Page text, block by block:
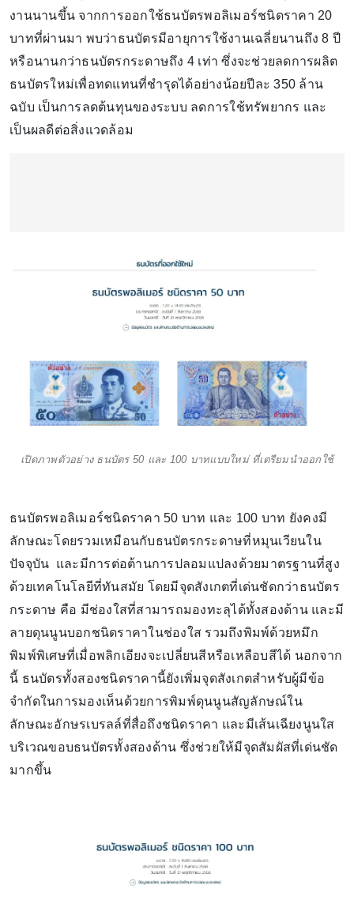
งานนานขึ้น จากการออกใช้ธนบัตรพอลิเมอร์ชนิดราคา 20
บาทที่ผ่านมา พบว่าธนบัตรมีอายุการใช้งานเฉลี่ยนานถึง 8 ปี
หรือนานกว่าธนบัตรกระดาษถึง 4 เท่า ซึ่งจะช่วยลดการผลิต
ธนบัตรใหม่เพื่อทดแทนที่ชำรุดได้อย่างน้อยปีละ 350 ล้าน
ฉบับ เป็นการลดต้นทุนของระบบ ลดการใช้ทรัพยากร และ
เป็นผลดีต่อสิ่งแวดล้อม
เปิดภาพตัวอย่าง ธนบัตร 50 และ 100 บาทแบบใหม่ ที่เตรียมนำออกใช้
ธนบัตรพอลิเมอร์ชนิดราคา 50 บาท และ 100 บาท ยังคงมี
ลักษณะโดยรวมเหมือนกับธนบัตรกระดาษที่หมุนเวียนใน
ปัจจุบัน และมีการต่อต้านการปลอมแปลงด้วยมาตรฐานที่สูง
ด้วยเทคโนโลยีที่ทันสมัย โดยมีจุดสังเกตที่เด่นชัดกว่าธนบัตร
กระดาษ คือ มีช่องใสที่สามารถมองทะลุได้ทั้งสองด้าน และมี
ลายดุนนูนบอกชนิดราคาในช่องใส รวมถึงพิมพ์ด้วยหมึก
พิมพ์พิเศษที่เมื่อพลิกเอียงจะเปลี่ยนสีหรือเหลือบสีได้ นอกจาก
นี้ ธนบัตรทั้งสองชนิดราคานี้ยังเพิ่มจุดสังเกตสำหรับผู้มีข้อ
จำกัดในการมองเห็นด้วยการพิมพ์ดุนนูนสัญลักษณ์ใน
ลักษณะอักษรเบรลล์ที่สื่อถึงชนิดราคา และมีเส้นเฉียงนูนใส
บริเวณขอบธนบัตรทั้งสองด้าน ซึ่งช่วยให้มีจุดสัมผัสที่เด่นชัด
มากขึ้น